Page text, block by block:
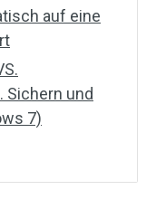
auf eine
Sichern und
7)